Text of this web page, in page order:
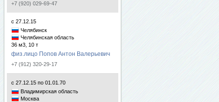
+7 (920) 029-69-47
с 27.12.15
Челябинск
Челябинская область
36 м3, 10 т
физ.лицо Попов Антон Валерьевич
+7 (912) 320-29-17
с 27.12.15 по 01.01.70
Владимирская область
Москва